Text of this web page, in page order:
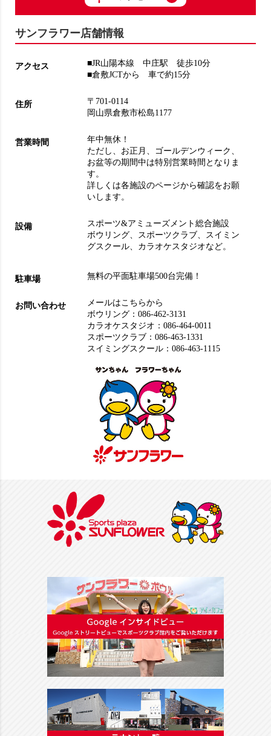
サンフラワー店舗情報
アクセス
■JR山陽本線 中庄駅 徒歩10分
■倉敷JCTから 車で約15分
住所
〒701-0114
岡山県倉敷市松島1177
営業時間
年中無休！
ただし、お正月、ゴールデンウィーク、
お盆等の期間中は特別営業時間となりま
す。
詳しくは各施設のページから確認をお願
いします。
設備
スポーツ&アミューズメント総合施設
ボウリング、 スポーツクラブ、 スイミン
グスクール、 カラオケスタジオなど。
駐車場 無料の平面駐車場500台完備！
お問い合わせ
メールはこちらから
ボウリング：086-462-3131
カラオケスタジオ：086-464-0011
スポーツクラブ：086-463-1331
スイミングスクール：086-463-1115